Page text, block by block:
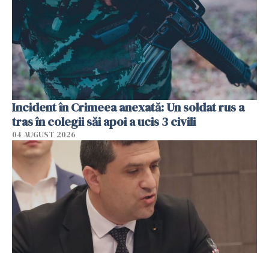
Incident în Crimeea anexată: Un soldat rus a
tras în colegii săi apoi a ucis 3 civili
04 AUGUST 2026